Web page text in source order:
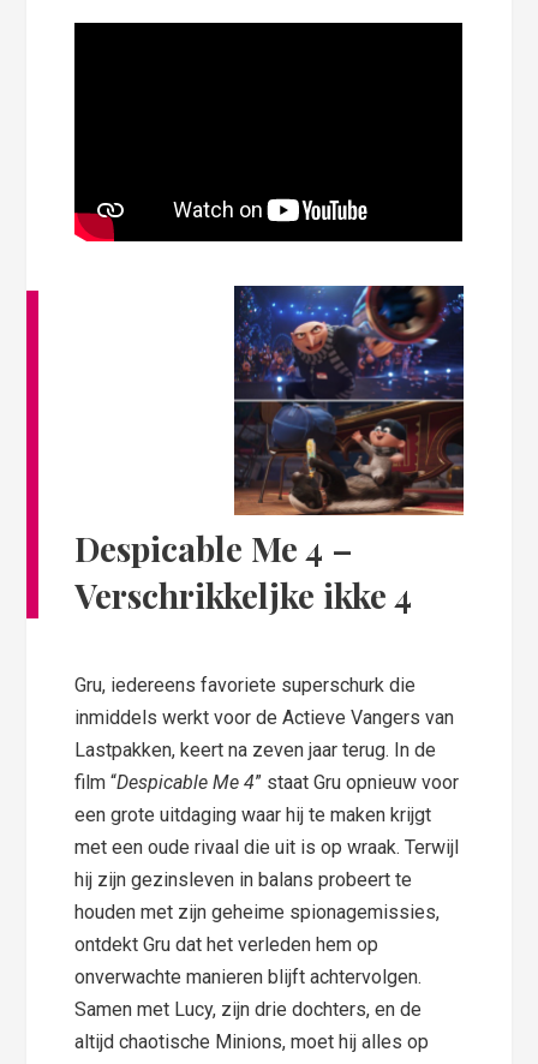
Despicable Me 4 –
Verschrikkeljke ikke 4
Gru, iedereens favoriete superschurk die
inmiddels werkt voor de Actieve Vangers van
Lastpakken, keert na zeven jaar terug. In de
film “Despicable Me 4” staat Gru opnieuw voor
een grote uitdaging waar hij te maken krijgt
met een oude rivaal die uit is op wraak. Terwijl
hij zijn gezinsleven in balans probeert te
houden met zijn geheime spionagemissies,
ontdekt Gru dat het verleden hem op
onverwachte manieren blijft achtervolgen.
Samen met Lucy, zijn drie dochters, en de
altijd chaotische Minions, moet hij alles op